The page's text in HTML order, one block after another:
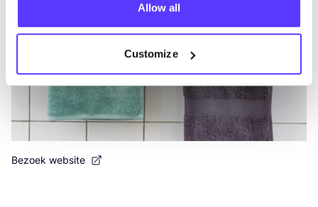
Allow all
Customize
Bezoek website